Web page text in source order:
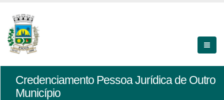
Credenciamento Pessoa Jurídica de Outro
Município